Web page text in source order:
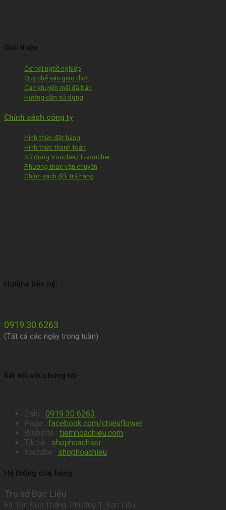
Giới thiệu
Cơ hội nghề nghiệp
Quy chế sàn giao dịch
Các khuyến mãi đã bán
Hướng dẫn sử dụng
Chính sách công ty
Hình thức đặt hàng
Hình thức thanh toán
Sử dụng Voucher/ E-voucher
Phương thức vận chuyên
Chính sách đổi trả hàng
Hotline liên hệ:
0919.30.6263
(Tất cả các ngày trong tuần)
Kết nối với chúng tôi
Zalo : 0919 30 6263.
Page : facebook.com/chieuflower.
Website : tiemhoachieu.com.
Tiktok : shophoachieu
Youtube : shophoachieu
Hệ thống cửa hàng
Trụ sở Bạc Liêu
69 Tôn Đức Thắng, Phường 1, Bạc Liêu